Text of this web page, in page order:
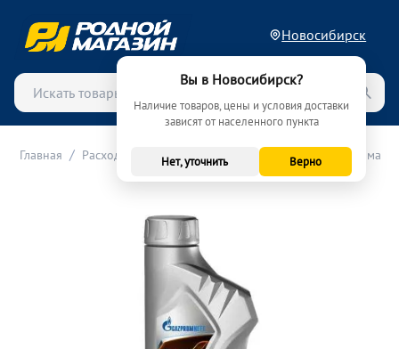
Новосибирск
Вы в Новосибирск?
Наличие товаров, цены и условия доставки
зависят от населенного пункта
Нет, уточнить Верно
Главная / Расходные материалы (ТО) Масла / Моторные масла